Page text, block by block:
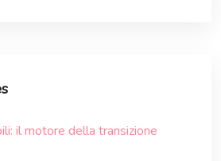
il motore della transizione